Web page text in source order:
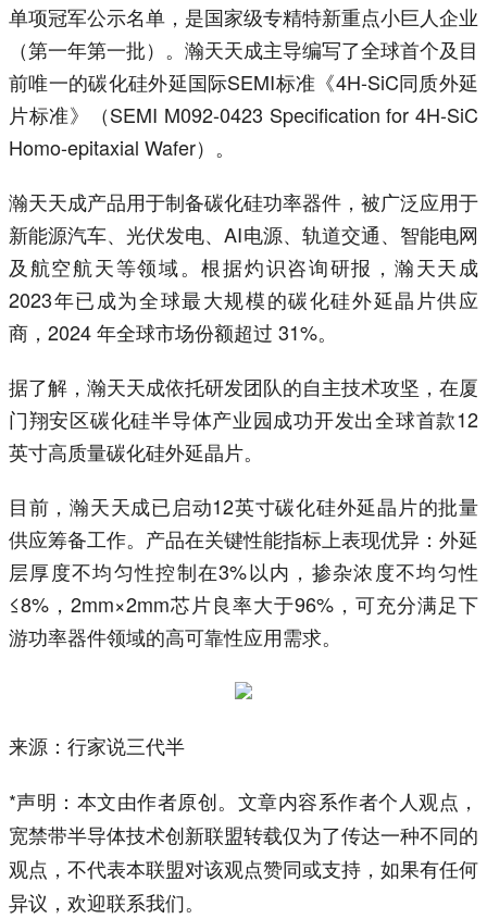
单项冠军公示名单，是国家级专精特新重点小巨人企业
（第一年第一批）。瀚天天成主导编写了全球首个及目
前唯一的碳化硅外延国际SEMI标准《4H-SiC同质外延
片标准》（SEMI M092-0423 Specification for 4H-SiC
Homo-epitaxial Wafer）。
瀚天天成产品用于制备碳化硅功率器件，被广泛应用于
新能源汽车、光伏发电、AI电源、轨道交通、智能电网
及航空航天等领域。根据灼识咨询研报，瀚天天成
2023年已成为全球最大规模的碳化硅外延晶片供应
商，2024 年全球市场份额超过 31%。
据了解，瀚天天成依托研发团队的自主技术攻坚，在厦
门翔安区碳化硅半导体产业园成功开发出全球首款12
英寸高质量碳化硅外延晶片。
目前，瀚天天成已启动12英寸碳化硅外延晶片的批量
供应筹备工作。产品在关键性能指标上表现优异：外延
层厚度不均匀性控制在3%以内，掺杂浓度不均匀性
≤8%，2mm×2mm芯片良率大于96%，可充分满足下
游功率器件领域的高可靠性应用需求。
来源：行家说三代半
*声明：本文由作者原创。文章内容系作者个人观点，
宽禁带半导体技术创新联盟转载仅为了传达一种不同的
观点，不代表本联盟对该观点赞同或支持，如果有任何
异议，欢迎联系我们。